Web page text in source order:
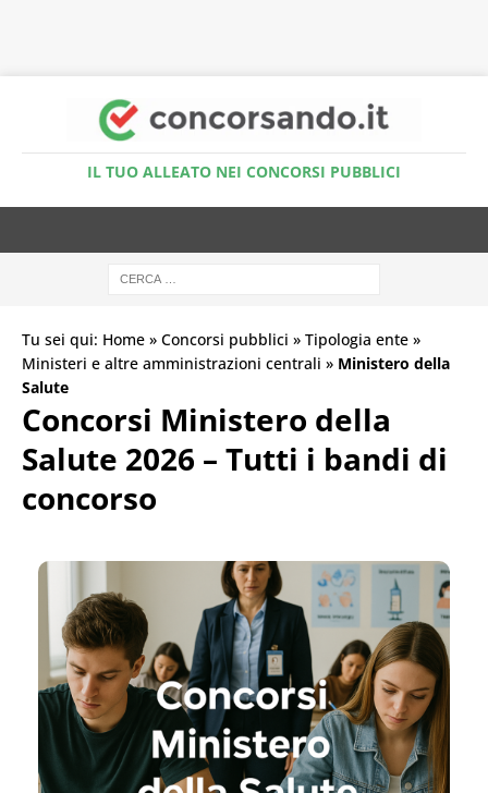
IL TUO ALLEATO NEI CONCORSI PUBBLICI
Tu sei qui: Home » Concorsi pubblici » Tipologia ente »
Ministeri e altre amministrazioni centrali » Ministero della
Salute
Concorsi Ministero della
Salute 2026 – Tutti i bandi di
concorso